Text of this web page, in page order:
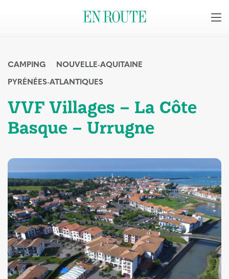
CAMPING NOUVELLE-AQUITAINE
PYRÉNÉES-ATLANTIQUES
VVF Villages – La Côte
Basque – Urrugne